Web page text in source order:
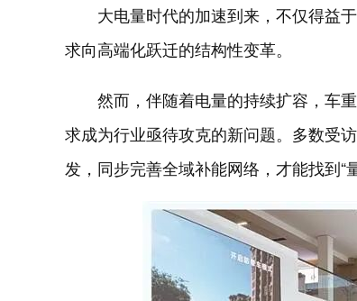
大电量时代的加速到来，不仅得益
求向高端化跃迁的结构性变革。
然而，伴随着电量的持续扩容，车
求成为行业亟待攻克的新问题。多数受
发，同步完善全域补能网络，才能找到“